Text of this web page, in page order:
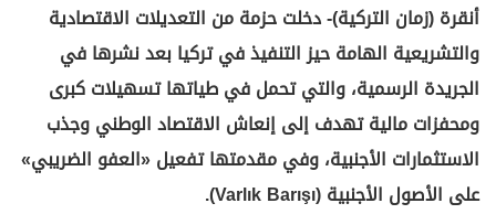
أنقرة (زمان التركية)- دخلت حزمة من التعديلات الاقتصادية
والتشريعية الهامة حيز التنفيذ في تركيا بعد نشرها في
الجريدة الرسمية، والتي تحمل في طياتها تسهيلات كبرى
ومحفزات مالية تهدف إلى إنعاش الاقتصاد الوطني وجذب
الاستثمارات الأجنبية، وفي مقدمتها تفعيل «العفو الضريبي»
على الأصول الأجنبية (Varlık Barışı).